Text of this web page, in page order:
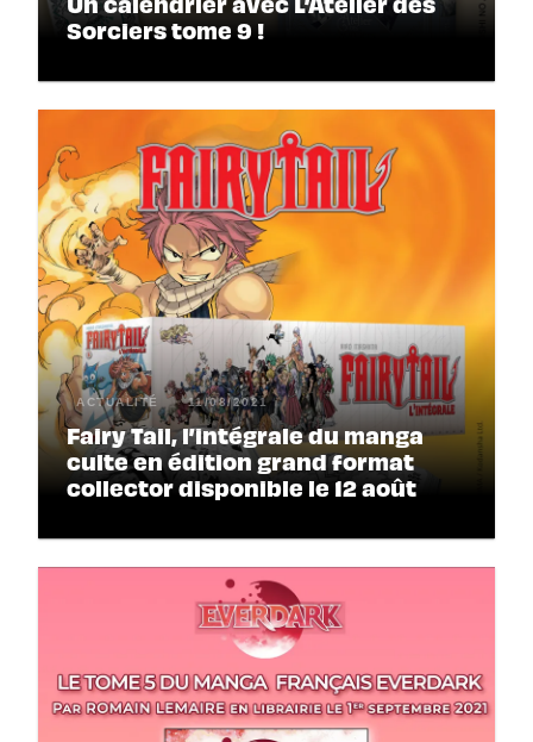
Sorciers tome 9 !
ACTUALITÉ 11/08/2021
Fairy Tail, l’intégrale du manga
culte en édition grand format
collector disponible le 12 août